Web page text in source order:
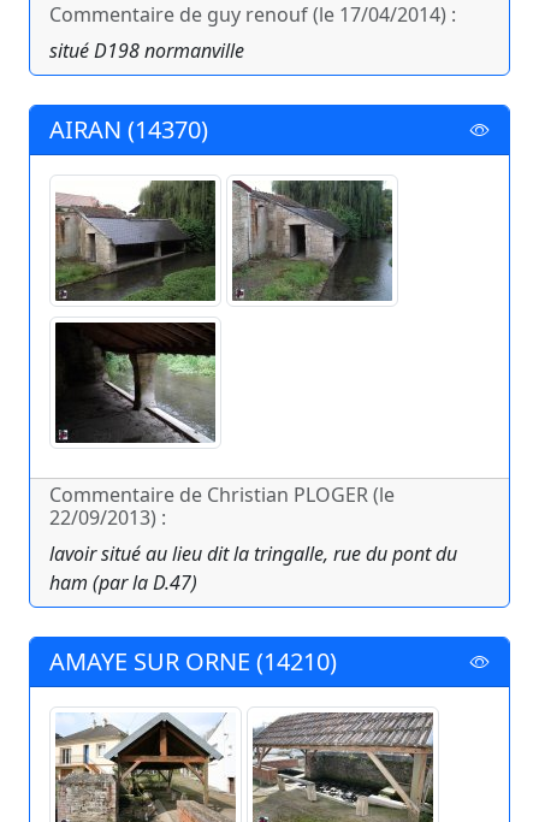
Commentaire de guy renouf (le 17/04/2014) :
situé D198 normanville
AIRAN (14370)
Commentaire de Christian PLOGER (le
22/09/2013) :
lavoir situé au lieu dit la tringalle, rue du pont du
ham (par la D.47)
AMAYE SUR ORNE (14210)